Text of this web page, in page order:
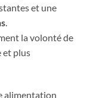
et une
.
la volonté de
et plus
alimentation